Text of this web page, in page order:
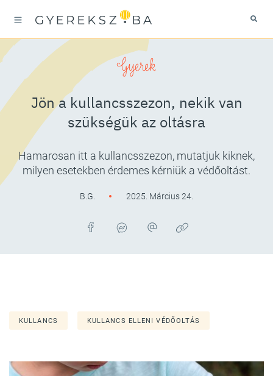
Gyerek
Jön a kullancsszezon, nekik van
szükségük az oltásra
Hamarosan itt a kullancsszezon, mutatjuk kiknek,
milyen esetekben érdemes kérniük a védőoltást.
B.G. 2025. Március 24.
KULLANCS KULLANCS ELLENI VÉDŐOLTÁS